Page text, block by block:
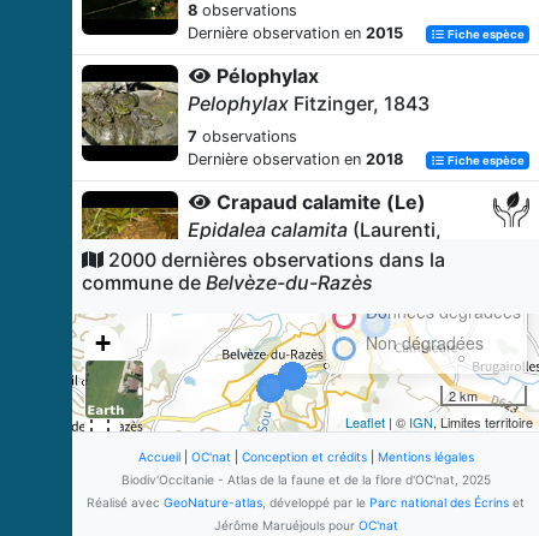
8 observations
Dernière observation en 2015 Fiche espèce
Pélophylax
Pelophylax Fitzinger, 1843
7 observations
Dernière observation en 2018 Fiche espèce
Crapaud calamite (Le)
Epidalea calamita (Laurenti,
1768)
6observations
Lézard des murailles (Le)
Podarcis muralis(Laurenti, 1768)
4observations
Dernière observation en2007 Fiche espèce
Lézard à deux raies (Le)
Lacerta bilineataDaudin, 1802
2000 dernières observations dans la
commune de Belvèze-du-Razès
+
Données dégradées
Non dégradées
2 km
Leaflet | © IGN, Limites territoire
Accueil| OC'nat| Conception et crédits| Mentions légales
Biodiv'Occitanie - Atlas de la faune et de la flore d'OC'nat, 2025
Réalisé avec GeoNature-atlas , développé par le Parc national des Écrins et
Jérôme Maruéjouls pour OC'nat